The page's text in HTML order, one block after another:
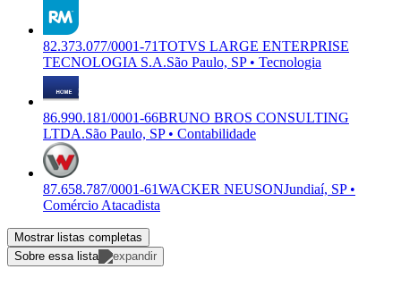
82.373.077/0001-71TOTVS LARGE ENTERPRISE
TECNOLOGIA S.A.São Paulo, SP • Tecnologia
86.990.181/0001-66BRUNO BROS CONSULTING
LTDA.São Paulo, SP • Contabilidade
87.658.787/0001-61WACKER NEUSONJundiaí, SP •
Comércio Atacadista
Mostrar listas completas
Sobre essa lista